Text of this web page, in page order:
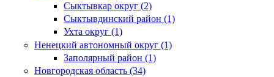
Сыктывкар округ (2)
Сыктывдинский район (1)
Ухта округ (1)
Ненецкий автономный округ (1)
Заполярный район (1)
Новгородская область (34)